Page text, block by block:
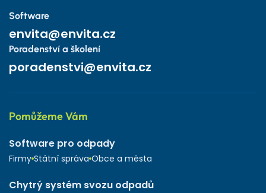
Software
envita@envita.cz
Poradenství a školení
poradenstvi@envita.cz
Pomůžeme Vám
Software pro odpady
Firmy Státní správa Obce a města
Chytrý systém svozu odpadů